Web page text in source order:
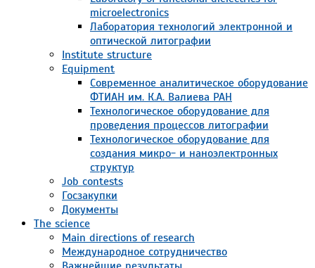
microelectronics
Лаборатория технологий электронной и
оптической литографии
Institute structure
Equipment
Современное аналитическое оборудование
ФТИАН им. К.А. Валиева РАН
Технологическое оборудование для
проведения процессов литографии
Технологическое оборудование для
создания микро- и наноэлектронных
структур
Job contests
Госзакупки
Документы
The science
Main directions of research
Международное сотрудничество